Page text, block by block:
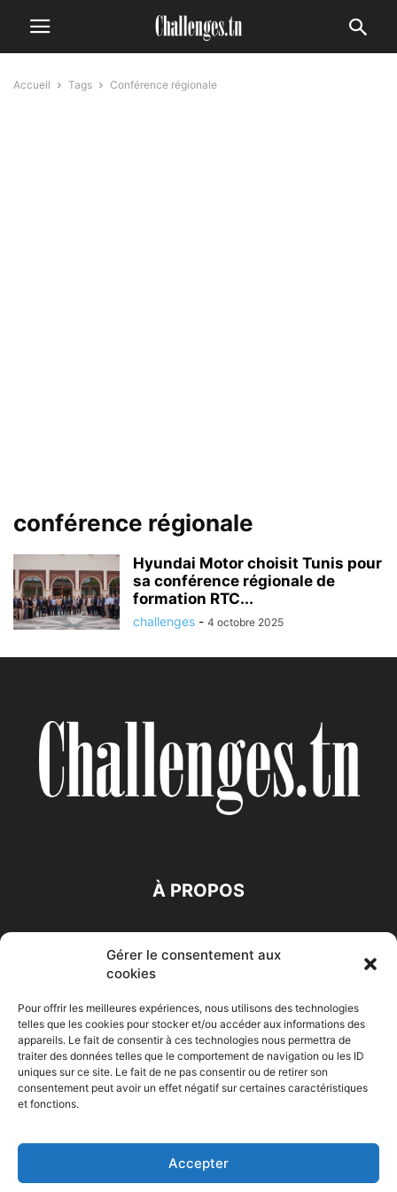
Gérer le consentement aux
cookies
Pour offrir les meilleures expériences, nous utilisons des technologies
telles que les cookies pour stocker et/ou accéder aux informations des
appareils. Le fait de consentir à ces technologies nous permettra de
traiter des données telles que le comportement de navigation ou les ID
uniques sur ce site. Le fait de ne pas consentir ou de retirer son
consentement peut avoir un effet négatif sur certaines caractéristiques
et fonctions.
Accepter
Accueil Tags Conférence régionale
conférence régionale
Hyundai Motor choisit Tunis pour
sa conférence régionale de
formation RTC...
challenges - 4 octobre 2025
À PROPOS
Accueil Economie Entreprises Entrepreneur
Maghreb
© Challenges.tn By AAKOM.DIGITAL